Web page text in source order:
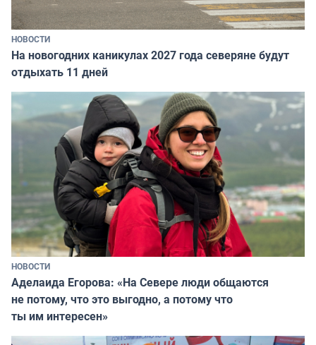
НОВОСТИ
На новогодних каникулах 2027 года северяне будут
отдыхать 11 дней
НОВОСТИ
Аделаида Егорова: «На Севере люди общаются
не потому, что это выгодно, а потому что
ты им интересен»